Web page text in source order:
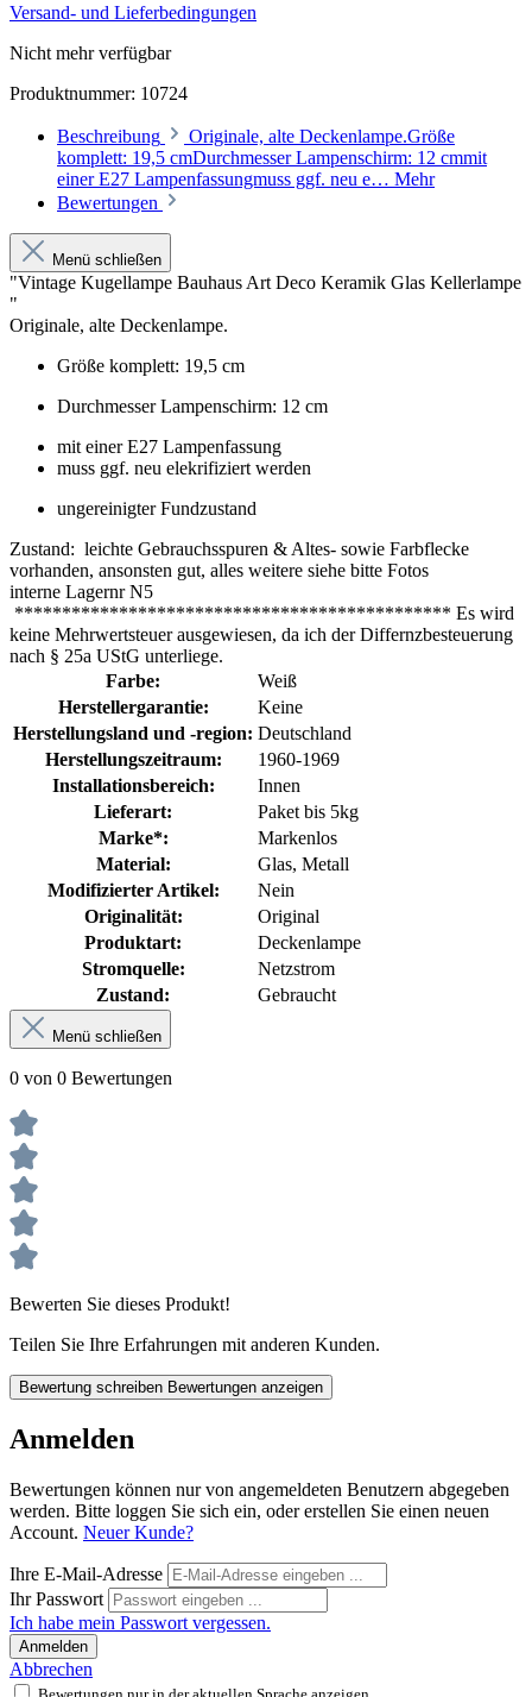
Versand- und Lieferbedingungen
Nicht mehr verfügbar
Produktnummer: 10724
Beschreibung
Originale, alte Deckenlampe.Größe
komplett: 19,5 cmDurchmesser Lampenschirm: 12 cmmit
einer E27 Lampenfassungmuss ggf. neu e… Mehr
Bewertungen
Menü schließen
"Vintage Kugellampe Bauhaus Art Deco Keramik Glas Kellerlampe
"
Originale, alte Deckenlampe.
Größe komplett: 19,5 cm
Durchmesser Lampenschirm: 12 cm
mit einer E27 Lampenfassung
muss ggf. neu elekrifiziert werden
ungereinigter Fundzustand
Zustand: leichte Gebrauchsspuren & Altes- sowie Farbflecke
vorhanden, ansonsten gut, alles weitere siehe bitte Fotos
interne Lagernr N5
********************************************** Es wird
keine Mehrwertsteuer ausgewiesen, da ich der Differnzbesteuerung
nach § 25a UStG unterliege.
Farbe:
Weiß
Herstellergarantie:
Keine
Herstellungsland und -region: Deutschland
Herstellungszeitraum:
1960-1969
Installationsbereich:
Innen
Lieferart:
Paket bis 5kg
Marke*:
Markenlos
Material:
Glas, Metall
Modifizierter Artikel:
Nein
Originalität:
Original
Produktart:
Deckenlampe
Stromquelle:
Netzstrom
Zustand:
Gebraucht
Menü schließen
0 von 0 Bewertungen
Bewerten Sie dieses Produkt!
Teilen Sie Ihre Erfahrungen mit anderen Kunden.
Bewertung schreiben Bewertungen anzeigen
Anmelden
Bewertungen können nur von angemeldeten Benutzern abgegeben
werden. Bitte loggen Sie sich ein, oder erstellen Sie einen neuen
Account. Neuer Kunde?
Ihre E-Mail-Adresse
Ihr Passwort
Ich habe mein Passwort vergessen.
Anmelden
Abbrechen